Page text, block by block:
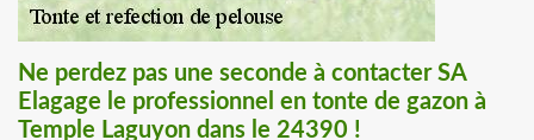
Ne perdez pas une seconde à contacter SA
Elagage le professionnel en tonte de gazon à
Temple Laguyon dans le 24390 !